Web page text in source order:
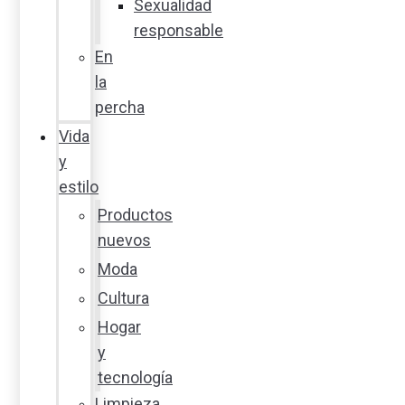
Sexualidad
responsable
En
la
percha
Vida
y
estilo
Productos
nuevos
Moda
Cultura
Hogar
y
tecnología